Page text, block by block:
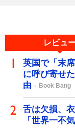
レビュ
英国で「末
に呼び寄せ
由
Book Bang
舌は欠損、
「世界一不